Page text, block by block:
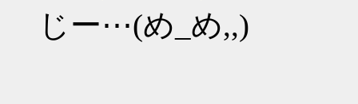
じー⋯(め_め,,)